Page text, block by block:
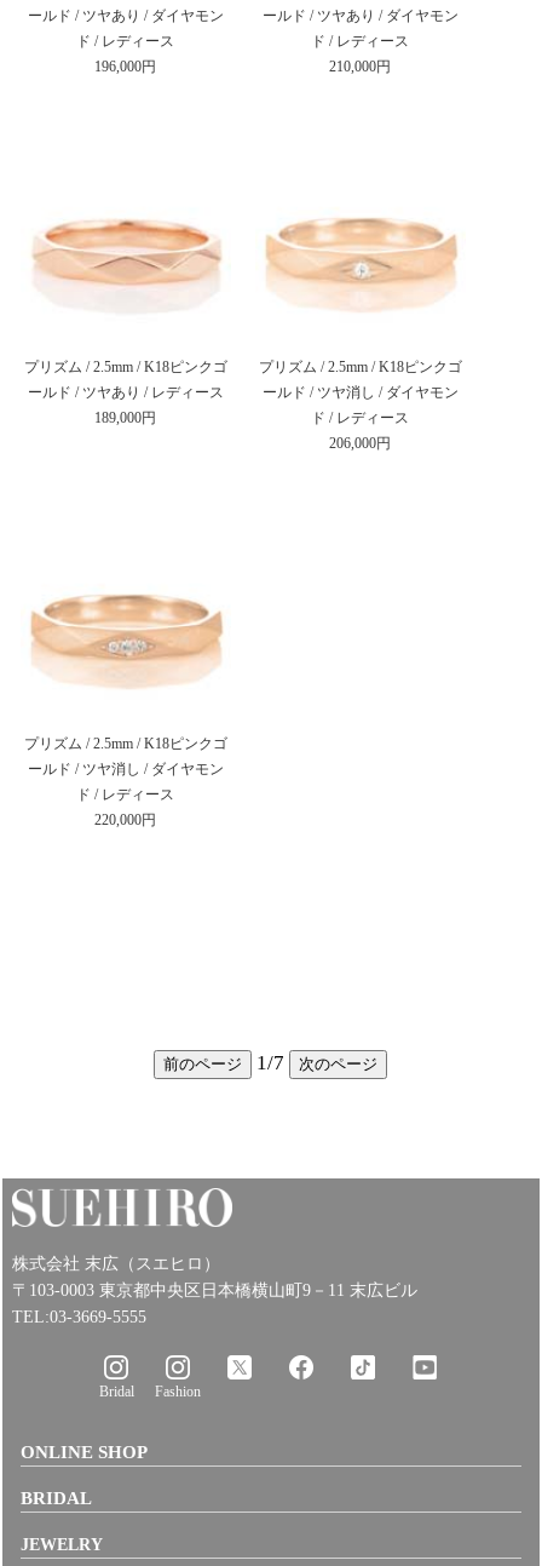
ールド / ツヤあり / ダイヤモン
ド / レディース
196,000円
ールド / ツヤあり / ダイヤモン
ド / レディース
210,000円
プリズム / 2.5mm / K18ピンクゴ
ールド / ツヤあり / レディース
189,000円
プリズム / 2.5mm / K18ピンクゴ
ールド / ツヤ消し / ダイヤモン
ド / レディース
206,000円
プリズム / 2.5mm / K18ピンクゴ
ールド / ツヤ消し / ダイヤモン
ド / レディース
220,000円
前のページ 1/7 次のページ
株式会社 末広（スエヒロ）
〒103-0003 東京都中央区日本橋横山町9－11 末広ビル
TEL:03-3669-5555
Bridal Fashion
ONLINE SHOP
BRIDAL
JEWELRY